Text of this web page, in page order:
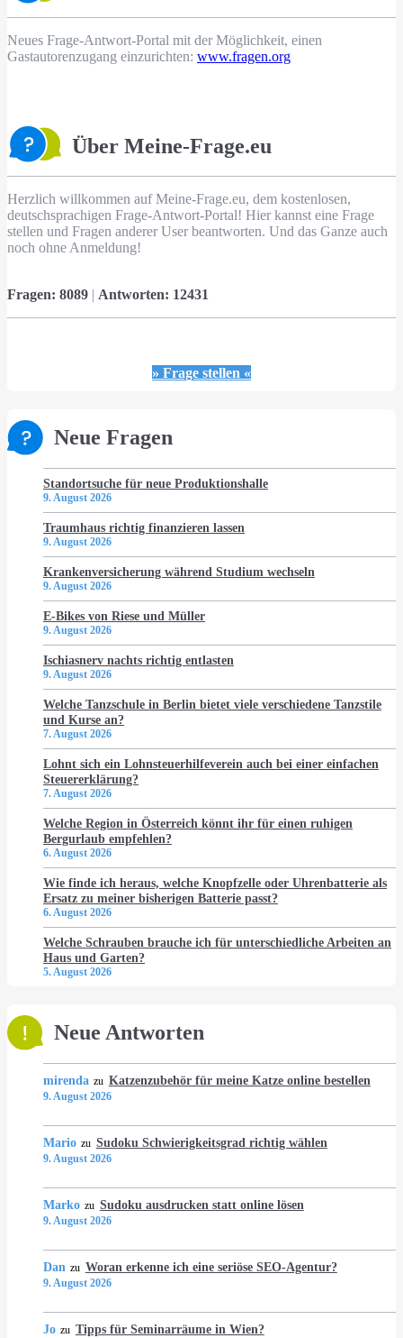
Neues Frage-Antwort-Portal mit der Möglichkeit, einen
Gastautorenzugang einzurichten: www.fragen.org
Über Meine-Frage.eu
Herzlich willkommen auf Meine-Frage.eu, dem kostenlosen,
deutschsprachigen Frage-Antwort-Portal! Hier kannst eine Frage
stellen und Fragen anderer User beantworten. Und das Ganze auch
noch ohne Anmeldung!
Fragen: 8089 | Antworten: 12431
» Frage stellen «
Neue Fragen
Standortsuche für neue Produktionshalle
9. August 2026
Traumhaus richtig finanzieren lassen
9. August 2026
Krankenversicherung während Studium wechseln
9. August 2026
E-Bikes von Riese und Müller
9. August 2026
Ischiasnerv nachts richtig entlasten
9. August 2026
Welche Tanzschule in Berlin bietet viele verschiedene Tanzstile
und Kurse an?
7. August 2026
Lohnt sich ein Lohnsteuerhilfeverein auch bei einer einfachen
Steuererklärung?
7. August 2026
Welche Region in Österreich könnt ihr für einen ruhigen
Bergurlaub empfehlen?
6. August 2026
Wie finde ich heraus, welche Knopfzelle oder Uhrenbatterie als
Ersatz zu meiner bisherigen Batterie passt?
6. August 2026
Welche Schrauben brauche ich für unterschiedliche Arbeiten an
Haus und Garten?
5. August 2026
Neue Antworten
mirenda zu Katzenzubehör für meine Katze online bestellen
9. August 2026
Mario zu Sudoku Schwierigkeitsgrad richtig wählen
9. August 2026
Marko zu Sudoku ausdrucken statt online lösen
9. August 2026
Dan zu Woran erkenne ich eine seriöse SEO-Agentur?
9. August 2026
Jo zu Tipps für Seminarräume in Wien?